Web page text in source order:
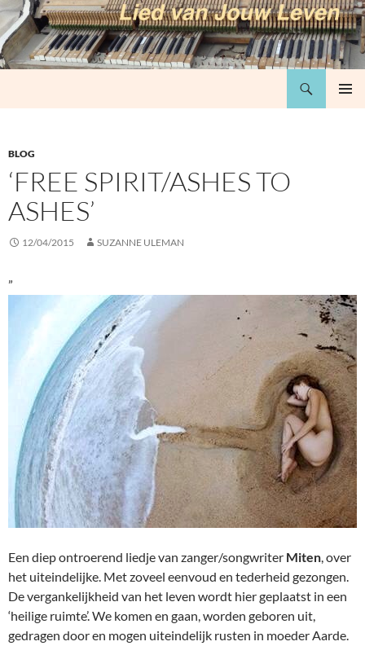
Ga
naar
de
inhoud
BLOG
‘FREE SPIRIT/ASHES TO
ASHES’
12/04/2015 SUZANNE ULEMAN
”
Een diep ontroerend liedje van zanger/songwriter Miten, over
het uiteindelijke. Met zoveel eenvoud en tederheid gezongen.
De vergankelijkheid van het leven wordt hier geplaatst in een
‘heilige ruimte’. We komen en gaan, worden geboren uit,
gedragen door en mogen uiteindelijk rusten in moeder Aarde.